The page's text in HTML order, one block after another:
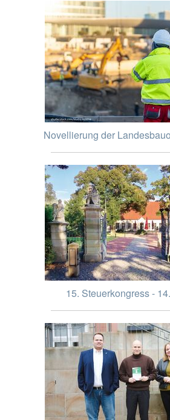
Novellierung der
15. Steuerkongress -